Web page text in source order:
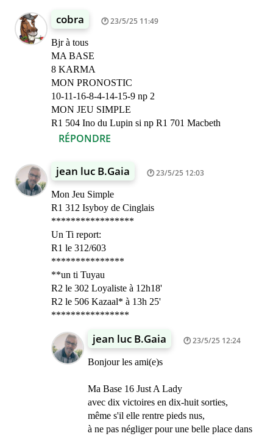
cobra 23/5/25 11:49
Bjr à tous
MA BASE
8 KARMA
MON PRONOSTIC
10-11-16-8-4-14-15-9 np 2
MON JEU SIMPLE
R1 504 Ino du Lupin si np R1 701 Macbeth
RÉPONDRE
jean luc B.Gaia 23/5/25 12:03
Mon Jeu Simple
R1 312 Isyboy de Cinglais
*****************
Un Ti report:
R1 le 312/603
***************
**un ti Tuyau
R2 le 302 Loyaliste à 12h18'
R2 le 506 Kazaal* à 13h 25'
****************
jean luc B.Gaia 23/5/25 12:24
Bonjour les ami(e)s
Ma Base 16 Just A Lady
avec dix victoires en dix-huit sorties,
même s'il elle rentre pieds nus,
à ne pas négliger pour une belle place dans